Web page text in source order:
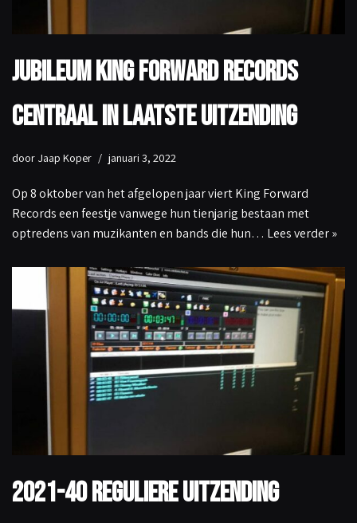
Jubileum King Forward Records
centraal in laatste uitzending
door Jaap Koper januari 3, 2022
Op 8 oktober van het afgelopen jaar viert King Forward
Records een feestje vanwege hun tienjarig bestaan met
optredens van muzikanten en bands die hun… Lees verder »
2021-40 Reguliere Uitzending